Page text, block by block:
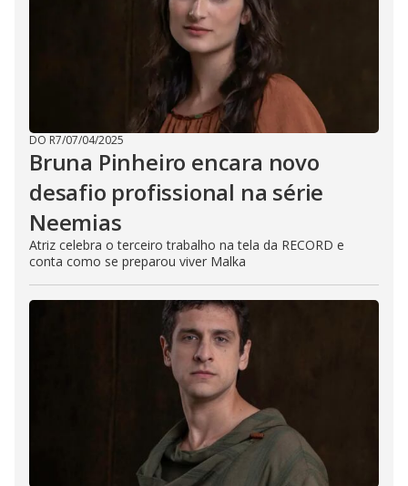
DO R7/07/04/2025
Bruna Pinheiro encara novo
desafio profissional na série
Neemias
Atriz celebra o terceiro trabalho na tela da RECORD e
conta como se preparou viver Malka